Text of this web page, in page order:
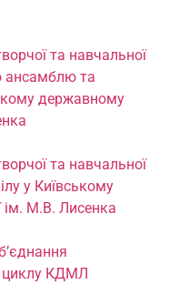
та навчальної
ансамблю та
державному
та навчальної
у Київському
ім. М.В. Лисенка
циклу КДМЛ